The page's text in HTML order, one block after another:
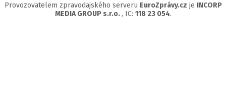
Provozovatelem zpravodajského serveru EuroZprávy.cz je INCORP
MEDIA GROUP s.r.o. , IC: 118 23 054.